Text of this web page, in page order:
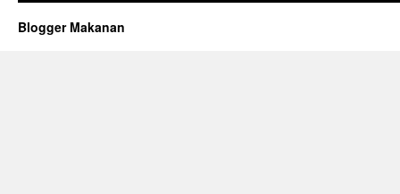
Blogger Makanan